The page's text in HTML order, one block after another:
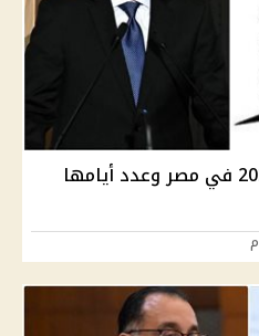
موعد إجازة شم النسيم 2026 في مصر وعدد أيامها